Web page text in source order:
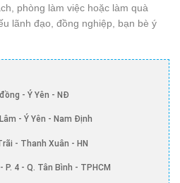
phòng làm việc hoặc làm quà
lãnh đạo, đồng nghiệp, bạn bè ý
- Ý Yên - NĐ
- Ý Yên - Nam Định
- Thanh Xuân - HN
P. 4 - Q. Tân Bình - TPHCM